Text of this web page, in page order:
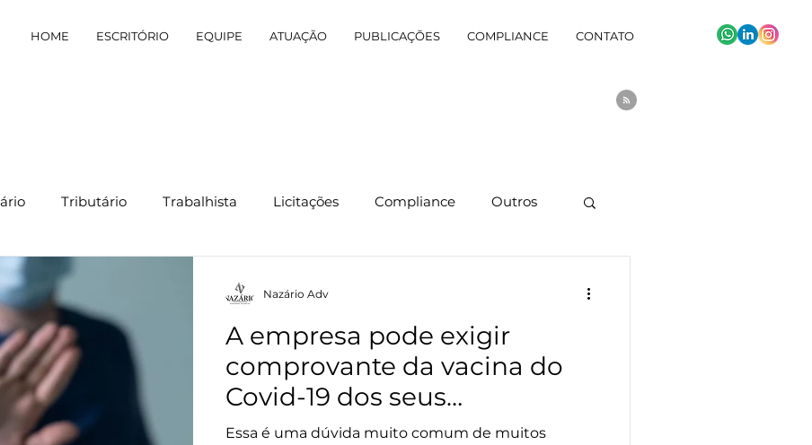
HOME ESCRITÓRIO EQUIPE ATUAÇÃO PUBLICAÇÕES COMPLIANCE CONTATO
Tributário Trabalhista Licitações Compliance Outros
A empresa pode exigir
comprovante da vacina do
Covid-19 dos seus
empregados?
Essa é uma dúvida muito comum de muitos
Nazário Adv